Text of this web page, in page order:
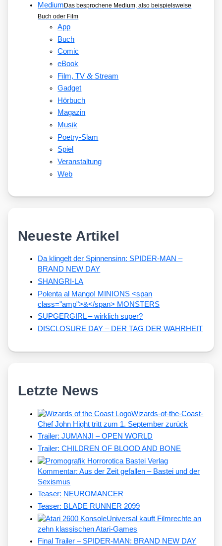
Medium Das besprochene Medium, also beispielsweise
Buch oder Film
App
Buch
Comic
eBook
Film, TV&Stream
Gadget
Hörbuch
Magazin
Musik
Poetry-Slam
Spiel
Veranstaltung
Web
Neueste Artikel
Da klingelt der Spinnensinn: SPIDER-MAN –
BRAND NEW DAY
SHANGRI-LA
Polenta al Mango! MINIONS <span
class="amp">&</span> MONSTERS
SUPGERGIRL – wirklich super?
DISCLOSURE DAY – DER TAG DER WAHRHEIT
Letzte News
Wizards-of-the-Coast-
Chef John Hight tritt zum 1. September zurück
Trailer: JUMANJI – OPEN WORLD
Trailer: CHILDREN OF BLOOD AND BONE
Kommentar: Aus der Zeit gefallen – Bastei und der
Sexismus
Teaser: NEUROMANCER
Teaser: BLADE RUNNER 2099
Universal kauft Filmrechte an
zehn klassischen Atari-Games
Final Trailer – SPIDER-MAN: BRAND NEW DAY